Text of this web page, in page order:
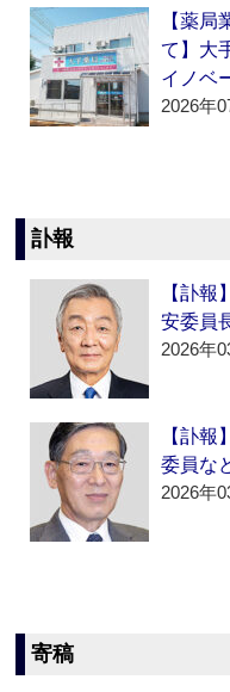
【薬
て】大
イノベ
2026年
訃報
【訃
安委員
2026年
【訃
委員な
2026年
寄稿